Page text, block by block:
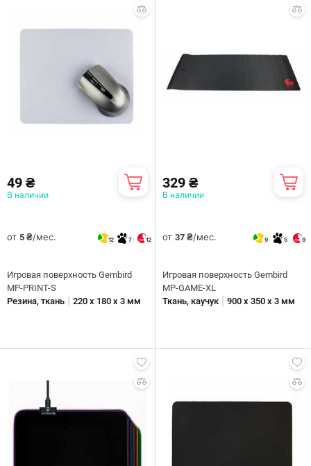
49 ₴
В наличии
от 5 ₴/мес. 12 7 12
Игровая поверхность Gembird
MP-PRINT-S
Резина, ткань
220 х 180 х 3 мм
329 ₴
В наличии
от 37 ₴/мес. 9 5 9
Игровая поверхность Gembird
MP-GAME-XL
Ткань, каучук
900 х 350 х 3 мм